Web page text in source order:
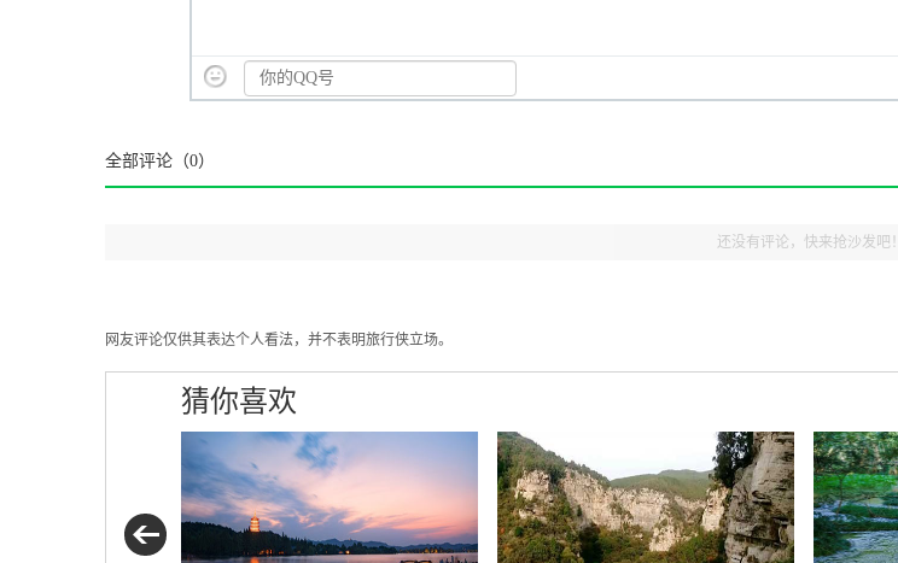
全部评论（0）
还没有评论，快来抢沙发吧！
网友评论仅供其表达个人看法，并不表明旅行侠立场。
猜你喜欢